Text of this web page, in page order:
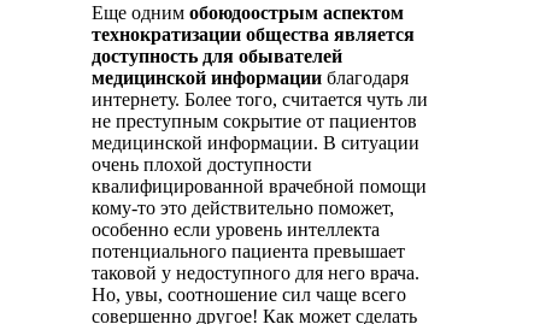
Еще однимобоюдоострым аспектом
технократизации общества является
доступность для обывателей
медицинской информации благодаря
интернету. Более того, считается чуть ли
не преступным сокрытие от пациентов
медицинской информации. В ситуации
очень плохой доступности
квалифицированной врачебной помощи
кому-то это действительно поможет,
особенно если уровень интеллекта
потенциального пациента превышает
таковой у недоступного для него врача.
Но, увы, соотношение сил чаще всего
совершенно другое! Как может сделать